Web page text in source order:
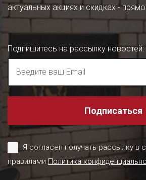
актуальных акциях и скидках -
Подпишитесь на рассылку новостей:
Подписаться
Я согласен получать рассылку в
правиламиПолитика